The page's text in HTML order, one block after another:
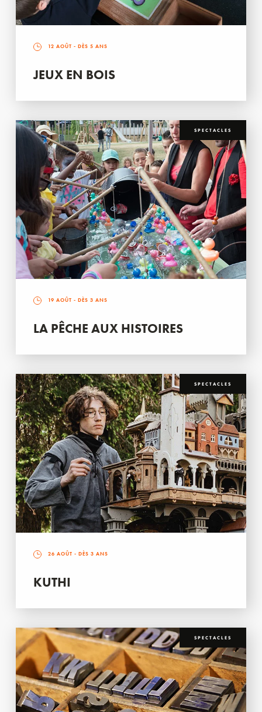
12 AOÛT - DÈS 5 ANS
JEUX EN BOIS
SPECTACLES
19 AOÛT - DÈS 3 ANS
LA PÊCHE AUX HISTOIRES
SPECTACLES
26 AOÛT - DÈS 3 ANS
KUTHI
SPECTACLES